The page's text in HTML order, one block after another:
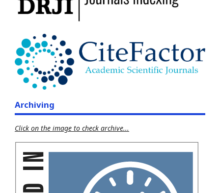
Archiving
Click on the image to check archive...